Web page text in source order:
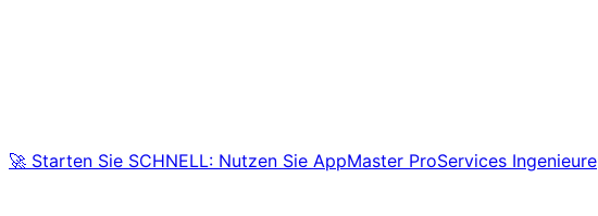
🚀 Starten Sie SCHNELL: Nutzen Sie AppMaster ProServices Ingenieure